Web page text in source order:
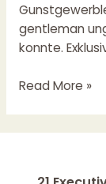
gentleman
konnte.
Read More »